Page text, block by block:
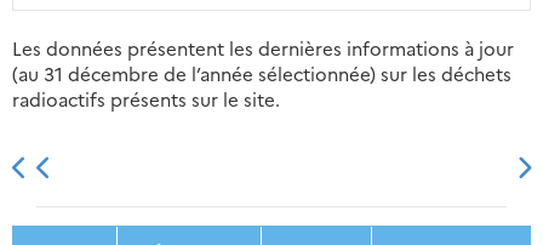
Les données présentent les dernières informations à jour
(au 31 décembre de l’année sélectionnée) sur les déchets
radioactifs présents sur le site.